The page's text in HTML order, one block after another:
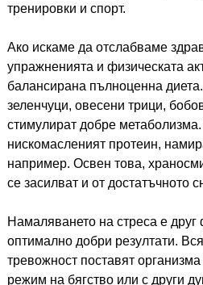
тренировки и спорт.
Ако искаме да отслабваме
упражненията и физическата
балансирана пълноценна
зеленчуци, овесени трици,
стимулират добре
нискомасленият протеин,
например. Освен това,
се засилват и от достатъчното
Намаляването на стреса е друг
оптимално добри резултати.
тревожност поставят
режим на бягство или с други